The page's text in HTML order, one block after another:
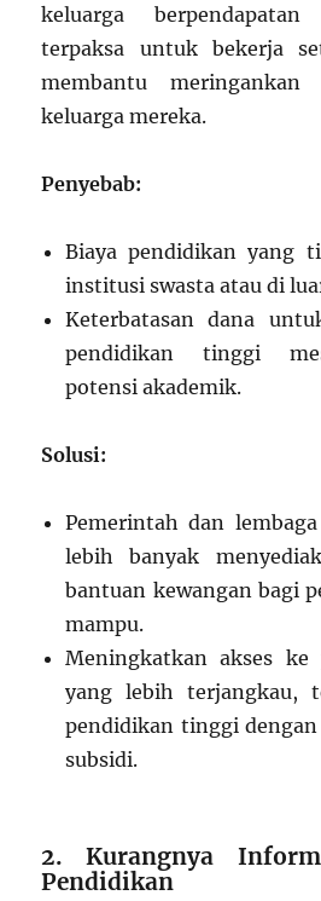
keluarga
terpaksa untuk bekerja
membantu meringankan
keluarga mereka.
Penyebab:
Biaya pendidikan yang
institusi swasta atau di
Keterbatasan dana
pendidikan tinggi
potensi akademik.
Solusi:
Pemerintah dan
lebih banyak
bantuan kewangan bagi
mampu.
Meningkatkan akses
yang lebih terjangkau,
pendidikan tinggi
subsidi.
2. Kurangnya
Pendidikan